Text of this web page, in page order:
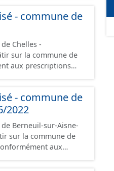
les données
d'un point
- commune de
Chelles -
aux prescriptions
géographiques.
rappelé que seuls
de vue juridique.
- commune de
2022
Berneuil-sur-Aisne-
aux